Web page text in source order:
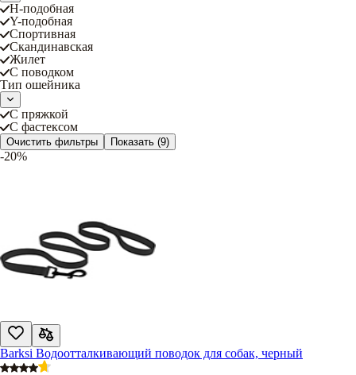
Н-подобная
Y-подобная
Спортивная
Скандинавская
Жилет
С поводком
Тип ошейника
С пряжкой
С фастексом
Очистить фильтры Показать (9)
-20%
Barksi Водоотталкивающий поводок для собак, черный